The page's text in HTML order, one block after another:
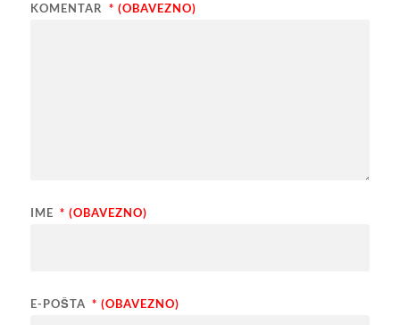
KOMENTAR * (OBAVEZNO)
IME * (OBAVEZNO)
E-POŠTA * (OBAVEZNO)